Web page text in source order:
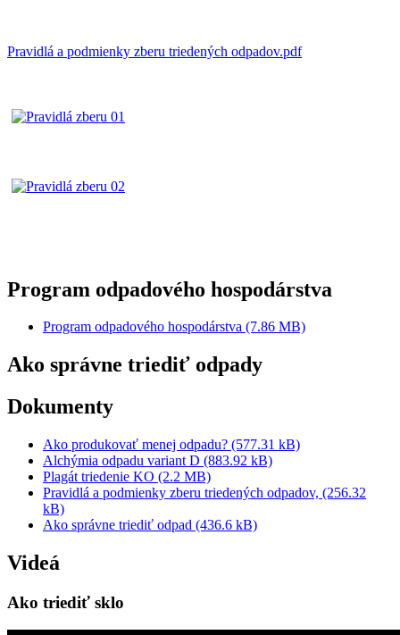
Pravidlá a podmienky zberu triedených odpadov.pdf
Program odpadového hospodárstva
Program odpadového hospodárstva (7.86 MB)
Ako správne triediť odpady
Dokumenty
Ako produkovať menej odpadu? (577.31 kB)
Alchýmia odpadu variant D (883.92 kB)
Plagát triedenie KO (2.2 MB)
Pravidlá a podmienky zberu triedených odpadov, (256.32
kB)
Ako správne triediť odpad (436.6 kB)
Videá
Ako triediť sklo